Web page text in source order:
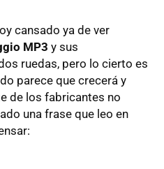
cansado ya de ver
MP3 y sus
ruedas, pero lo cierto es
parece que crecerá y
de los fabricantes no
una frase que leo en